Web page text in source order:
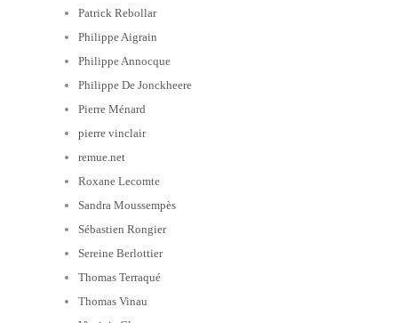
Patrick Rebollar
Philippe Aigrain
Philippe Annocque
Philippe De Jonckheere
Pierre Ménard
pierre vinclair
remue.net
Roxane Lecomte
Sandra Moussempès
Sébastien Rongier
Sereine Berlottier
Thomas Terraqué
Thomas Vinau